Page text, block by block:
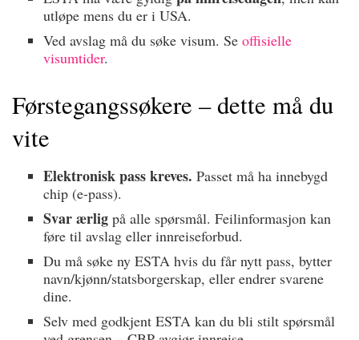
utløpe mens du er i USA.
Ved avslag må du søke visum. Se offisielle
visumtider.
Førstegangssøkere – dette må du
vite
Elektronisk pass kreves. Passet må ha innebygd
chip (e-pass).
Svar ærligpå alle spørsmål. Feilinformasjon kan
føre til avslag eller innreiseforbud.
Du må søke ny ESTA hvis du får nytt pass, bytter
navn/kjønn/statsborgerskap, eller endrer svarene
dine.
Selv med godkjent ESTA kan du bli stilt spørsmål